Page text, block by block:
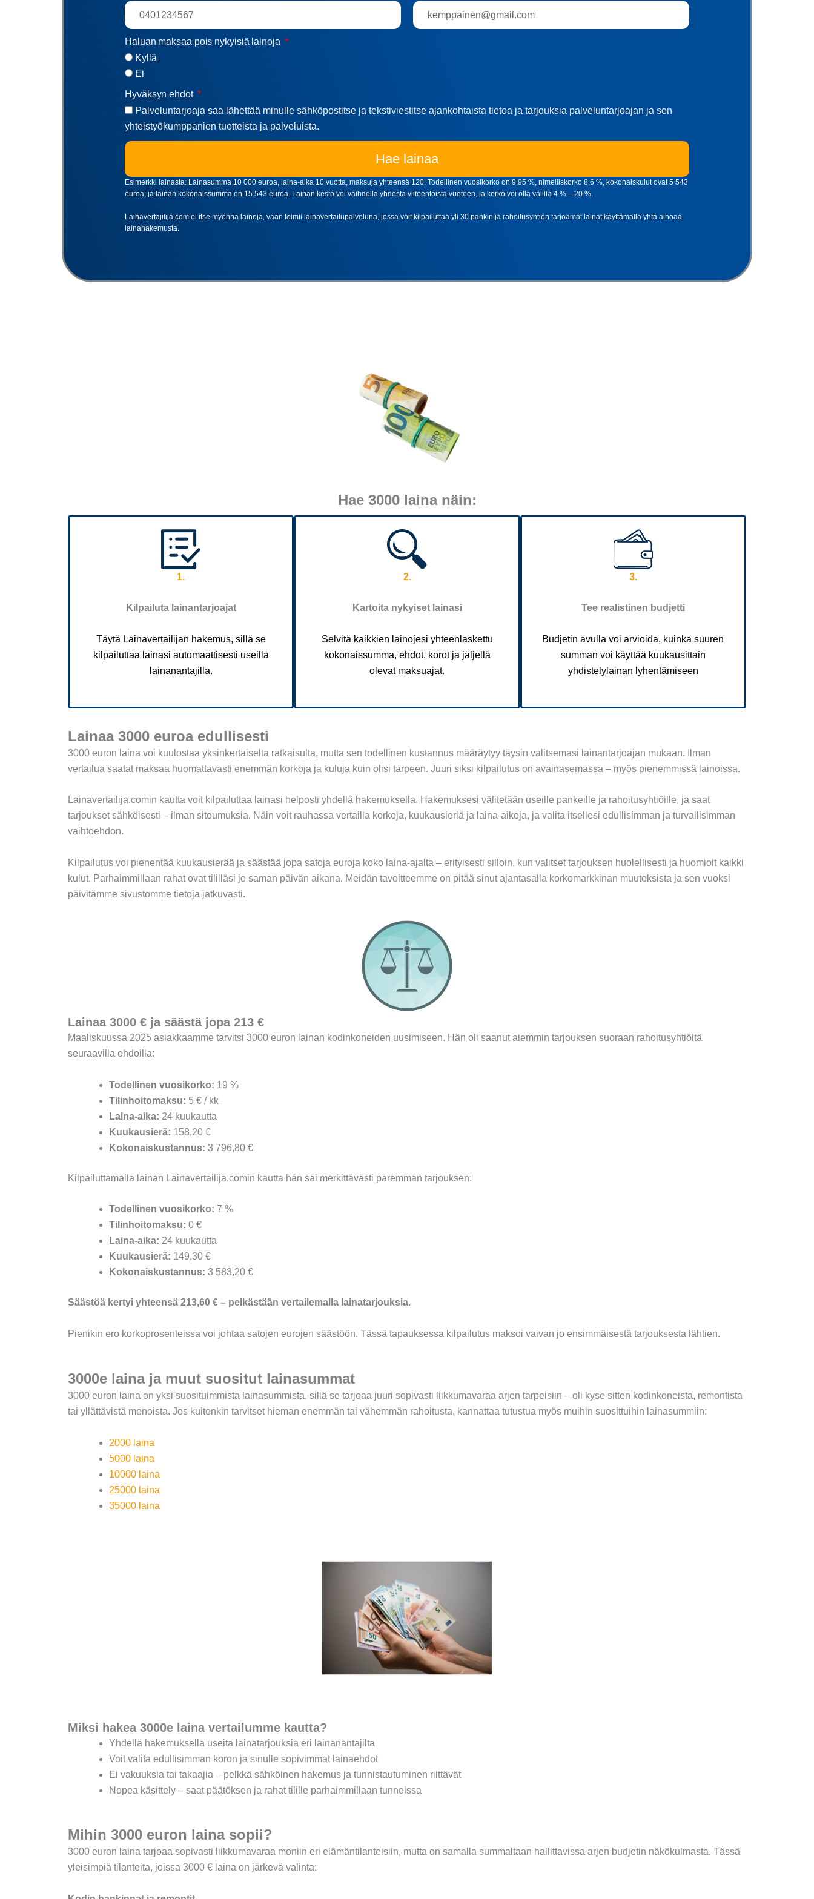
Haluan maksaa pois nykyisiä lainoja
Kyllä
Ei
Hyväksyn ehdot
Palveluntarjoaja saa lähettää minulle sähköpostitse ja tekstiviestitse ajankohtaista tietoa ja tarjouksia palveluntarjoajan ja sen
yhteistyökumppanien tuotteista ja palveluista.
Hae lainaa
Esimerkki lainasta: Lainasumma 10 000 euroa, laina-aika 10 vuotta, maksuja yhteensä 120. Todellinen vuosikorko on 9,95 %, nimelliskorko 8,6 %, kokonaiskulut ovat 5 543
euroa, ja lainan kokonaissumma on 15 543 euroa. Lainan kesto voi vaihdella yhdestä viiteentoista vuoteen, ja korko voi olla välillä 4 % – 20 %.
Lainavertajilija.com ei itse myönnä lainoja, vaan toimii lainavertailupalveluna, jossa voit kilpailuttaa yli 30 pankin ja rahoitusyhtiön tarjoamat lainat käyttämällä yhtä ainoaa
lainahakemusta.
Hae 3000 laina näin:
3.
Tee realistinen budjetti
Budjetin avulla voi arvioida, kuinka suuren
summan voi käyttää kuukausittain
yhdistelylainan lyhentämiseen
2.
Kartoita nykyiset lainasi
Selvitä kaikkien lainojesi yhteenlaskettu
kokonaissumma, ehdot, korot ja jäljellä
olevat maksuajat.
1.
Kilpailuta lainantarjoajat
Täytä Lainavertailijan hakemus, sillä se
kilpailuttaa lainasi automaattisesti useilla
lainanantajilla.
Lainaa 3000 euroa edullisesti
3000 euron laina voi kuulostaa yksinkertaiselta ratkaisulta, mutta sen todellinen kustannus määräytyy täysin valitsemasi lainantarjoajan mukaan. Ilman
vertailua saatat maksaa huomattavasti enemmän korkoja ja kuluja kuin olisi tarpeen. Juuri siksi kilpailutus on avainasemassa – myös pienemmissä lainoissa.
Lainavertailija.comin kautta voit kilpailuttaa lainasi helposti yhdellä hakemuksella. Hakemuksesi välitetään useille pankeille ja rahoitusyhtiöille, ja saat
tarjoukset sähköisesti – ilman sitoumuksia. Näin voit rauhassa vertailla korkoja, kuukausieriä ja laina-aikoja, ja valita itsellesi edullisimman ja turvallisimman
vaihtoehdon.
Kilpailutus voi pienentää kuukausierää ja säästää jopa satoja euroja koko laina-ajalta – erityisesti silloin, kun valitset tarjouksen huolellisesti ja huomioit kaikki
kulut. Parhaimmillaan rahat ovat tililläsi jo saman päivän aikana. Meidän tavoitteemme on pitää sinut ajantasalla korkomarkkinan muutoksista ja sen vuoksi
päivitämme sivustomme tietoja jatkuvasti.
Lainaa 3000 € ja säästä jopa 213 €
Maaliskuussa 2025 asiakkaamme tarvitsi 3000 euron lainan kodinkoneiden uusimiseen. Hän oli saanut aiemmin tarjouksen suoraan rahoitusyhtiöltä
seuraavilla ehdoilla:
Todellinen vuosikorko: 19 %
Tilinhoitomaksu: 5 € / kk
Laina-aika: 24 kuukautta
Kuukausierä: 158,20 €
Kokonaiskustannus: 3 796,80 €
Kilpailuttamalla lainan Lainavertailija.comin kautta hän sai merkittävästi paremman tarjouksen:
Todellinen vuosikorko: 7 %
Tilinhoitomaksu: 0 €
Laina-aika: 24 kuukautta
Kuukausierä: 149,30 €
Kokonaiskustannus: 3 583,20 €
Säästöä kertyi yhteensä 213,60 € – pelkästään vertailemalla lainatarjouksia.
Pienikin ero korkoprosenteissa voi johtaa satojen eurojen säästöön. Tässä tapauksessa kilpailutus maksoi vaivan jo ensimmäisestä tarjouksesta lähtien.
3000e laina ja muut suositut lainasummat
3000 euron laina on yksi suosituimmista lainasummista, sillä se tarjoaa juuri sopivasti liikkumavaraa arjen tarpeisiin – oli kyse sitten kodinkoneista, remontista
tai yllättävistä menoista. Jos kuitenkin tarvitset hieman enemmän tai vähemmän rahoitusta, kannattaa tutustua myös muihin suosittuihin lainasummiin:
2000 laina
5000 laina
10000 laina
25000 laina
35000 laina
Miksi hakea 3000e laina vertailumme kautta?
Yhdellä hakemuksella useita lainatarjouksia eri lainanantajilta
Voit valita edullisimman koron ja sinulle sopivimmat lainaehdot
Ei vakuuksia tai takaajia – pelkkä sähköinen hakemus ja tunnistautuminen riittävät
Nopea käsittely – saat päätöksen ja rahat tilille parhaimmillaan tunneissa
Mihin 3000 euron laina sopii?
3000 euron laina tarjoaa sopivasti liikkumavaraa moniin eri elämäntilanteisiin, mutta on samalla summaltaan hallittavissa arjen budjetin näkökulmasta. Tässä
yleisimpiä tilanteita, joissa 3000 € laina on järkevä valinta: